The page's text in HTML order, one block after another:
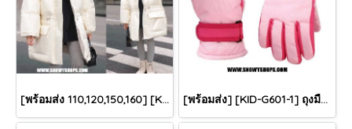
[พร้อมส่ง 110,120,150,160] [KID-C5040-2] เสื้อโค้ทกันหนาวเด็กขนเป็ดสีขาว แขนยาว มีกระเป๋าสองข้าง แบบซิปด้านหน้า หมวกฮู้ดติดเฟอร์ฟรุ้งฟริ้งใส่ติดลบกันหนาว เล่นหิมะได้ค่ะ [พร้อมส่ง] [KID-G601-1] ถุงมือกันหนาวเด็กสีชมพูอ่อน ซับขนด้านใน ใส่กันหนาวเล่นหิมะได้ (เหมาะสำหรับเด็ก 3-5ขวบ)